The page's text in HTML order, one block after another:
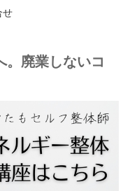
せ
。廃業しないコ